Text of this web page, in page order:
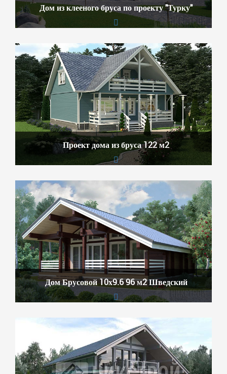
Дом из клееного бруса по проекту "Турку"
Проект дома из бруса 122 м2
Дом Брусовой 10х9.6 96 м2 Шведский